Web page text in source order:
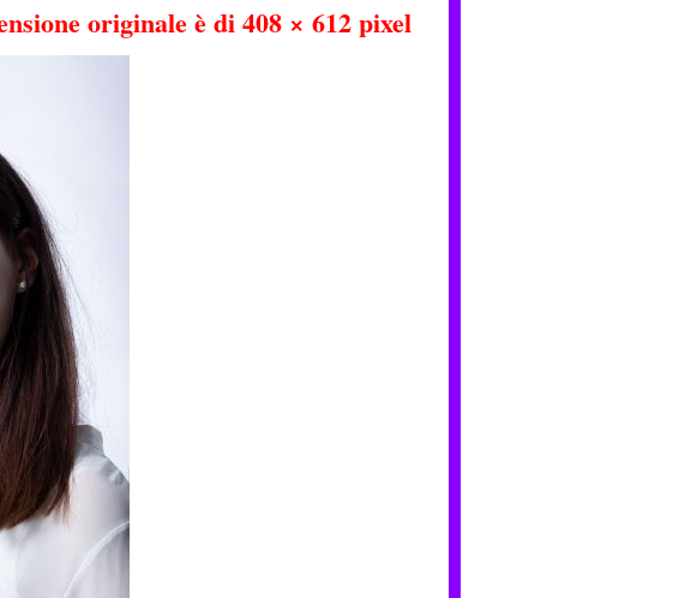
originale è di408 × 612pixel